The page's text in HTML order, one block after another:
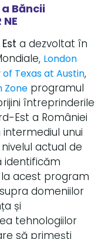
Băncii
a dezvoltat în
London
Texas at Austin,
Zone programul
întreprinderile
Est a României
unui
actual de
identificăm
acest program
domeniilor
și
tehnologiilor
să primești